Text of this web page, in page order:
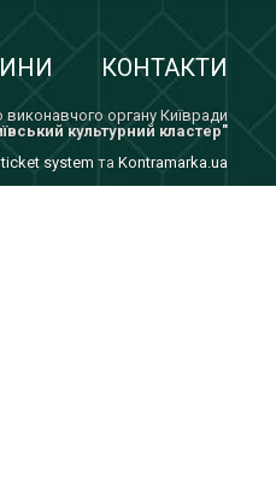
КОНТАКТИ
органу Київради
культурний кластер"
system та Kontramarka.ua